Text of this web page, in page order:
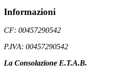
Informazioni
CF: 00457290542
P.IVA: 00457290542
La Consolazione E.T.A.B.